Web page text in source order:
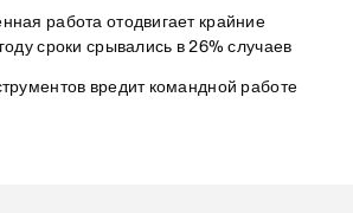
работа отодвигает крайние
сроки срывались в 26% случаев
вредит командной работе